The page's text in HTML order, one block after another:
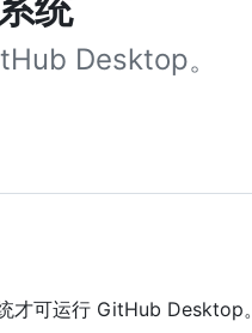
Desktop。
才可运行 GitHub Desktop。